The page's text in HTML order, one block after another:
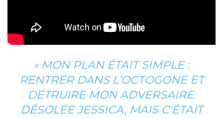
« MON PLAN ÉTAIT SIMPLE :
RENTRER DANS L’OCTOGONE ET
DÉTRUIRE MON ADVERSAIRE.
DÉSOLÉE JESSICA, MAIS C’ÉTAIT